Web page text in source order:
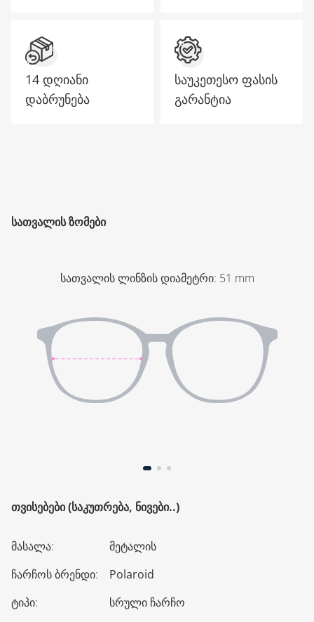
14 დღიანი
დაბრუნება
საუკეთესო ფასის
გარანტია
ᲡᲐᲗᲕᲐᲚᲘᲡ ᲖᲝᲛᲔᲑᲘ
სათვალის ლინზის დიამეტრი: 51 mm
ᲗᲕᲘᲡᲔᲑᲔᲑᲘ (ᲡᲐᲙᲣᲗᲠᲔᲑᲐ, ᲜᲘᲕᲔᲑᲘ..)
მასალა:
მეტალის
ჩარჩოს ბრენდი:
Polaroid
ტიპი:
სრული ჩარჩო